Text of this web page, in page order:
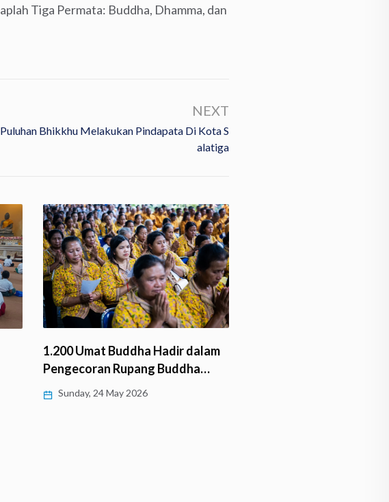
Tiga Permata: Buddha, Dhamma, dan
NEXT
Bhikkhu Melakukan Pindapata Di Kota S
Alatiga
1.200 Umat Buddha Hadir dalam
Pengecoran Rupang Buddha…
Sunday, 24 May 2026